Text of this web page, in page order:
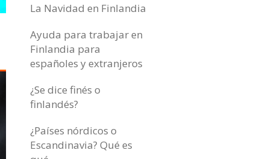
La Navidad en Finlandia
Ayuda para trabajar en
Finlandia para
españoles y extranjeros
¿Se dice finés o
finlandés?
¿Países nórdicos o
Escandinavia? Qué es